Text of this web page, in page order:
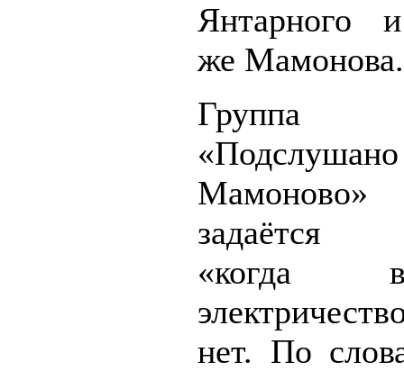
Янтарного
же Мамонова.
Группа
«Подслушано
задаётся
«когда
нет. По